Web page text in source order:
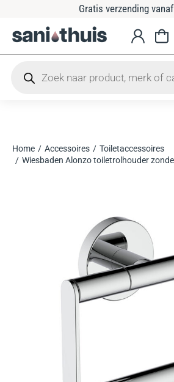
Gratis verzending
Je bent hier:
Home Accessoires
Toiletaccessoires
Wiesbaden Alonzo toiletrolhouder